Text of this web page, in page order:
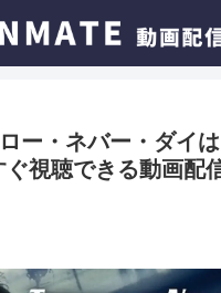
ー・ネバー・ダイ
ぐ視聴できる動画配